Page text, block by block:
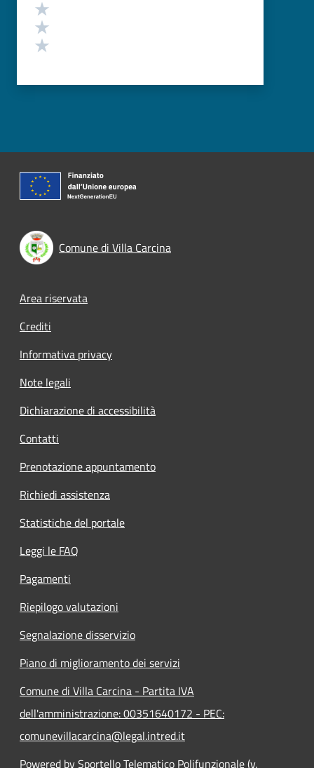
Comune di Villa Carcina
Footer menu
Area riservata
Crediti
Informativa privacy
Note legali
Dichiarazione di accessibilità
Contatti
Prenotazione appuntamento
Richiedi assistenza
Statistiche del portale
Leggi le FAQ
Pagamenti
Riepilogo valutazioni
Segnalazione disservizio
Piano di miglioramento dei servizi
Comune di Villa Carcina - Partita IVA
dell'amministrazione: 00351640172 - PEC:
comunevillacarcina@legal.intred.it
Powered by Sportello Telematico Polifunzionale (v.